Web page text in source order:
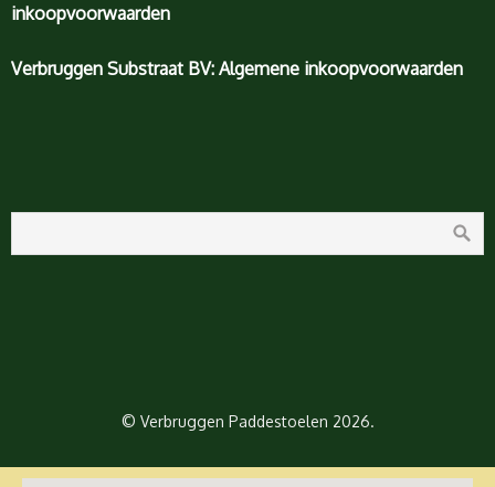
inkoopvoorwaarden
Verbruggen Substraat BV: Algemene inkoopvoorwaarden
© Verbruggen Paddestoelen 2026.